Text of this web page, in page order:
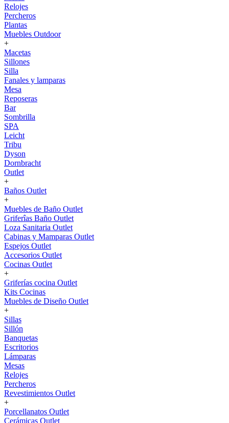
Relojes
Percheros
Plantas
Muebles Outdoor
+
Macetas
Sillones
Silla
Fanales y lamparas
Mesa
Reposeras
Bar
Sombrilla
SPA
Leicht
Tribu
Dyson
Dornbracht
Outlet
+
Baños Outlet
+
Muebles de Baño Outlet
Griferîas Baño Outlet
Loza Sanitaria Outlet
Cabinas y Mamparas Outlet
Espejos Outlet
Accesorios Outlet
Cocinas Outlet
+
Griferías cocina Outlet
Kits Cocinas
Muebles de Diseño Outlet
+
Sillas
Sillón
Banquetas
Escritorios
Lámparas
Mesas
Relojes
Percheros
Revestimientos Outlet
+
Porcellanatos Outlet
Cerámicas Outlet